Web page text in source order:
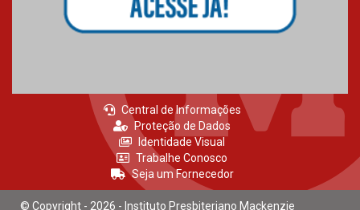
Central de Informações
Proteção de Dados
Identidade Visual
Trabalhe Conosco
Seja um Fornecedor
© Copyright - 2026 - Instituto Presbiteriano Mackenzie